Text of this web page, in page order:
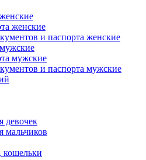
женские
и паспорта женские
мужские
и паспорта мужские
девочек
мальчиков
кошельки